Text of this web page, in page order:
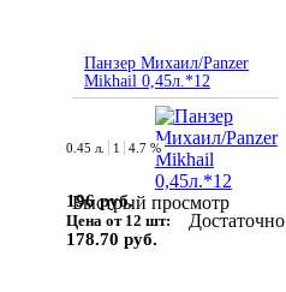
Панзер Михаил/Panzer
Mikhail 0,45л.*12
Быстрый просмотр
0.45 л. 1 4.7 %
196 руб.
Цена от 12 шт:
178.70 руб.
Достаточно